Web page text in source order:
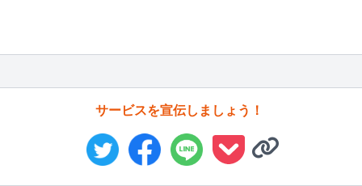
サービスを宣伝しましょう！